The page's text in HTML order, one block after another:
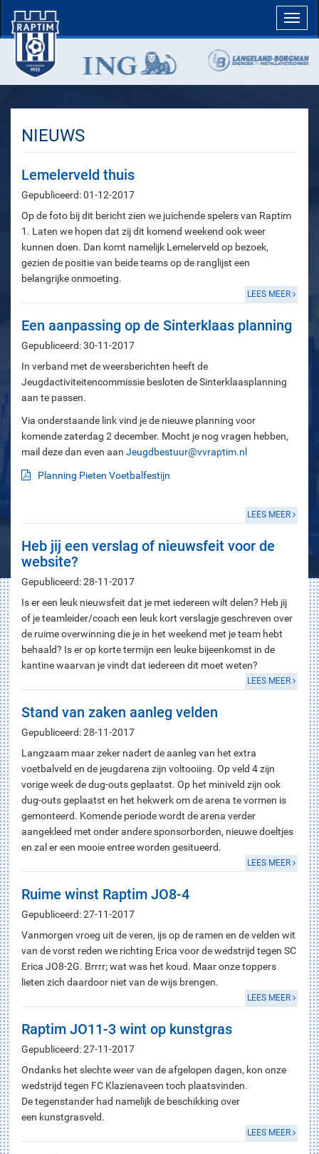
NIEUWS
Lemelerveld thuis
Gepubliceerd: 01-12-2017
Op de foto bij dit bericht zien we juichende spelers van Raptim
1. Laten we hopen dat zij dit komend weekend ook weer
kunnen doen. Dan komt namelijk Lemelerveld op bezoek,
gezien de positie van beide teams op de ranglijst een
belangrijke onmoeting.
LEES MEER
Een aanpassing op de Sinterklaas planning
Gepubliceerd: 30-11-2017
In verband met de weersberichten heeft de
Jeugdactiviteitencommissie besloten de Sinterklaasplanning
aan te passen.
Via onderstaande link vind je de nieuwe planning voor
komende zaterdag 2 december. Mocht je nog vragen hebben,
mail deze dan even aan Jeugdbestuur@vvraptim.nl
Planning Pieten Voetbalfestijn
LEES MEER
Heb jij een verslag of nieuwsfeit voor de
website?
Gepubliceerd: 28-11-2017
Is er een leuk nieuwsfeit dat je met iedereen wilt delen? Heb jij
of je teamleider/coach een leuk kort verslagje geschreven over
de ruime overwinning die je in het weekend met je team hebt
behaald? Is er op korte termijn een leuke bijeenkomst in de
kantine waarvan je vindt dat iedereen dit moet weten?
LEES MEER
Stand van zaken aanleg velden
Gepubliceerd: 28-11-2017
Langzaam maar zeker nadert de aanleg van het extra
voetbalveld en de jeugdarena zijn voltooiing. Op veld 4 zijn
vorige week de dug-outs geplaatst. Op het miniveld zijn ook
dug-outs geplaatst en het hekwerk om de arena te vormen is
gemonteerd. Komende periode wordt de arena verder
aangekleed met onder andere sponsorborden, nieuwe doeltjes
en zal er een mooie entree worden gesitueerd.
LEES MEER
Ruime winst Raptim JO8-4
Gepubliceerd: 27-11-2017
Vanmorgen vroeg uit de veren, ijs op de ramen en de velden wit
van de vorst reden we richting Erica voor de wedstrijd tegen SC
Erica JO8-2G. Brrrr; wat was het koud. Maar onze toppers
lieten zich daardoor niet van de wijs brengen.
LEES MEER
Raptim JO11-3 wint op kunstgras
Gepubliceerd: 27-11-2017
Ondanks het slechte weer van de afgelopen dagen, kon onze
wedstrijd tegen FC Klazienaveen toch plaatsvinden.
De tegenstander had namelijk de beschikking over
een kunstgrasveld.
LEES MEER